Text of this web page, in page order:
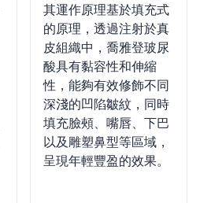
其運作原理基於填充式
的原理，透過注射於真
皮組織中，喬雅登玻尿
酸具有黏容性和伸縮
性，能夠有效修飾不同
深淺的凹陷皺紋，同時
填充臉頰、嘴唇、下巴
以及雕塑鼻型等區域，
呈現年輕豐盈的效果。